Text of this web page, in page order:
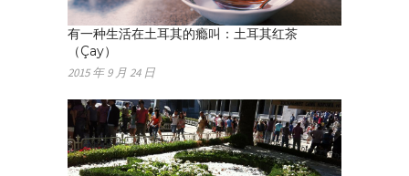
有一种生活在土耳其的瘾叫：土耳其红茶
（Çay）
2015 年 9 月 24 日